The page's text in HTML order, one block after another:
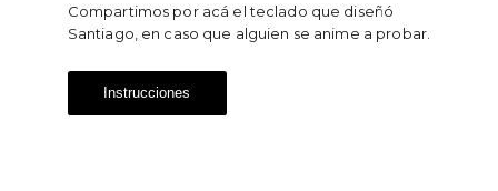
Compartimos por acá el teclado que diseñó
Santiago, en caso que alguien se anime a probar.
Instrucciones